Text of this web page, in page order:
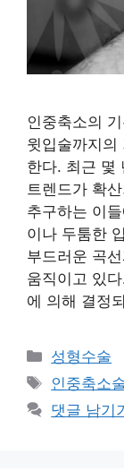
인중축소의
윗입술까지의
한다. 최근 몇
트렌드가 확
추구하는 이
이나 두툼한
부드러운 곡
움직이고 있
에 의해 결정
카
테
리
성형수술
태
그
인중축소
댓글 남기